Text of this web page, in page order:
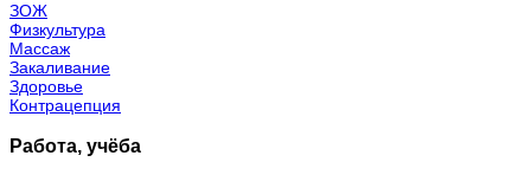
ЗОЖ
Физкультура
Массаж
Закаливание
Здоровье
Контрацепция
Работа, учёба